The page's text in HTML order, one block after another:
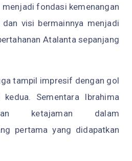
fondasi kemenangan
dan visi bermainnya menjadi
Atalanta sepanjang
tampil impresif dengan gol
Sementara Ibrahima
ketajaman dalam
pertama yang didapatkan